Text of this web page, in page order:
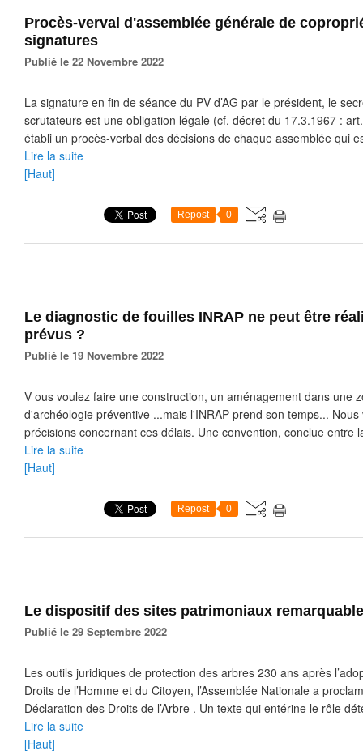
Procès-verval d'assemblée générale de
signatures
Publié le 22 Novembre 2022
La signature en fin de séance du PV d’AG par le président, le
scrutateurs est une obligation légale (cf. décret du 17.3.1967 :
établi un procès-verbal des décisions de chaque assemblée qui
Lire la suite
[Haut]
Repost 0
Le diagnostic de fouilles INRAP ne peut être
prévus ?
Publié le 19 Novembre 2022
V ous voulez faire une construction, un aménagement dans une
d'archéologie préventive ...mais l'INRAP prend son temps...
précisions concernant ces délais. Une convention, conclue entre
Lire la suite
[Haut]
Repost 0
Le dispositif des sites patrimoniaux
Publié le 29 Septembre 2022
Les outils juridiques de protection des arbres 230 ans après
Droits de l’Homme et du Citoyen, l’Assemblée Nationale a
Déclaration des Droits de l’Arbre . Un texte qui entérine le rôle
Lire la suite
[Haut]